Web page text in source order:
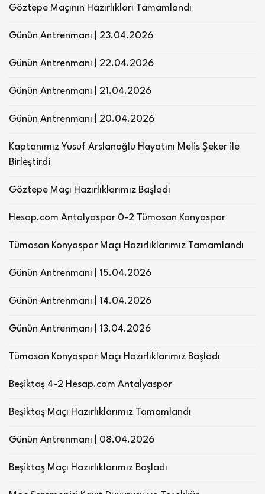
Göztepe Maçının Hazırlıkları Tamamlandı
Günün Antrenmanı | 23.04.2026
Günün Antrenmanı | 22.04.2026
Günün Antrenmanı | 21.04.2026
Günün Antrenmanı | 20.04.2026
Kaptanımız Yusuf Arslanoğlu Hayatını Melis Şeker ile
Birleştirdi
Göztepe Maçı Hazırlıklarımız Başladı
Hesap.com Antalyaspor 0-2 Tümosan Konyaspor
Tümosan Konyaspor Maçı Hazırlıklarımız Tamamlandı
Günün Antrenmanı | 15.04.2026
Günün Antrenmanı | 14.04.2026
Günün Antrenmanı | 13.04.2026
Tümosan Konyaspor Maçı Hazırlıklarımız Başladı
Beşiktaş 4-2 Hesap.com Antalyaspor
Beşiktaş Maçı Hazırlıklarımız Tamamlandı
Günün Antrenmanı | 08.04.2026
Beşiktaş Maçı Hazırlıklarımız Başladı